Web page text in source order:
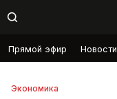
Прямой эфир Новости
Экономика